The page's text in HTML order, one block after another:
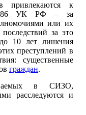
привлекаются к
286 УК РФ – за
или их
за это
10 лет лишения
преступлений в
существенные
граждан.
в СИЗО,
расследуются и